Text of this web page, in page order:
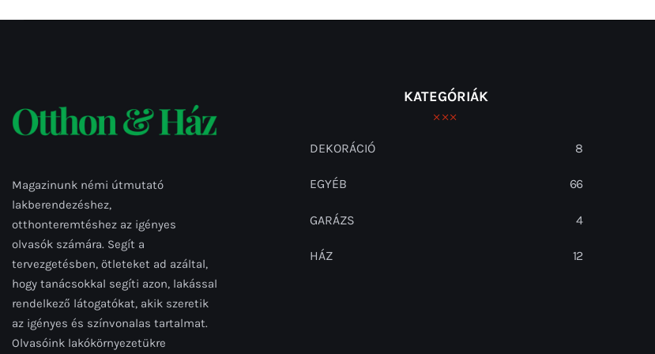
Magazinunk némi útmutató
lakberendezéshez,
otthonteremtéshez az igényes
olvasók számára. Segít a
tervezgetésben, ötleteket ad azáltal,
hogy tanácsokkal segíti azon, lakással
rendelkező látogatókat, akik szeretik
az igényes és színvonalas tartalmat.
Olvasóink lakókörnyezetükre
KATEGÓRIÁK
DEKORÁCIÓ 8
EGYÉB 66
GARÁZS 4
HÁZ 12